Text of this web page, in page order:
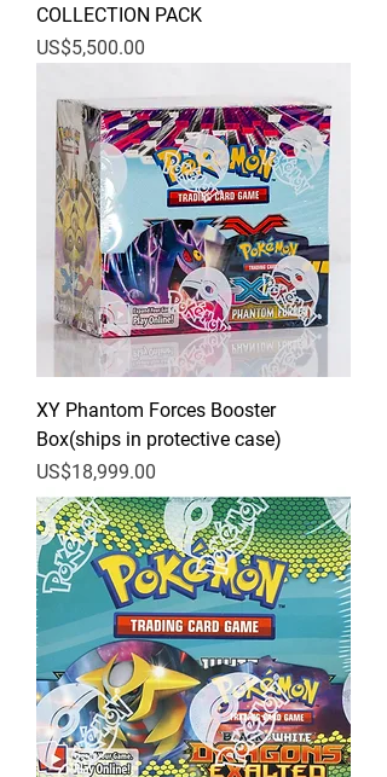
COLLECTION PACK
價格
US$5,500.00
XY Phantom Forces Booster
Box(ships in protective case)
價格
US$18,999.00